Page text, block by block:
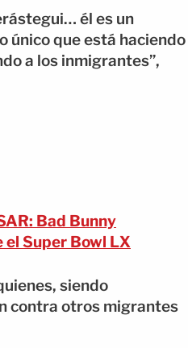
él es un
único que está haciendo
a los inmigrantes”,
Bad Bunny
el Super Bowl LX
siendo
contra otros migrantes